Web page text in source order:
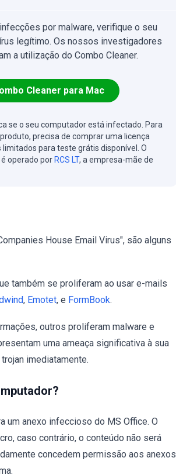
por malware, verifique o seu
legítimo. Os nossos investigadores
a utilização do Combo Cleaner.
Cleaner para Mac
se o seu computador está infectado. Para
precisa de comprar uma licença
limitados para teste grátis disponível. O
operado por RCS LT, a empresa-mãe de
House Email Virus", são alguns
também se proliferam ao usar e-mails
, Emotet, e FormBook.
outros proliferam malware e
uma ameaça significativa à sua
imediatamente.
um anexo infeccioso do MS Office. O
caso contrário, o conteúdo não será
concedem permissão aos anexos